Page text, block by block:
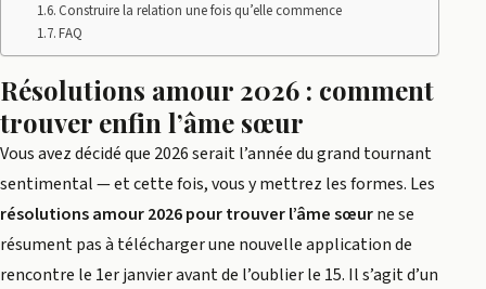
Construire la relation une fois qu’elle commence
FAQ
Résolutions amour 2026 : comment
trouver enfin l’âme sœur
Vous avez décidé que 2026 serait l’année du grand tournant
sentimental — et cette fois, vous y mettrez les formes. Les
résolutions amour 2026 pour trouver l’âme sœurne se
résument pas à télécharger une nouvelle application de
rencontre le 1er janvier avant de l’oublier le 15. Il s’agit d’un